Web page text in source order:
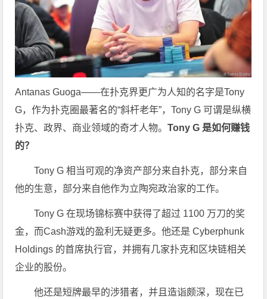
Antanas Guoga——在扑克界更广为人知的名字是Tony
G，作为扑克圈最著名的“斜杆老年”，Tony G 可谓是纵横
扑克、政界、商业领域的奇才人物。Tony G 是如何赚钱
的？
Tony G 相当可观的净资产部分来自扑克，部分来自
他的生意，部分来自他作为立陶宛政治家的工作。
Tony G 在现场锦标赛中获得了超过 1100 万刀的奖
金，而Cash游戏的盈利无疑更多。他还是 Cyberphunk
Holdings 的首席执行官，并拥有几家扑克和区块链相关
企业的股份。
他还是短牌最早的涉猎者，并且造诣颇深，现在已